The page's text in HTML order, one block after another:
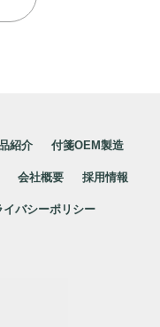
紹介 付箋OEM製造
会社概要 採用情報
イバシーポリシー